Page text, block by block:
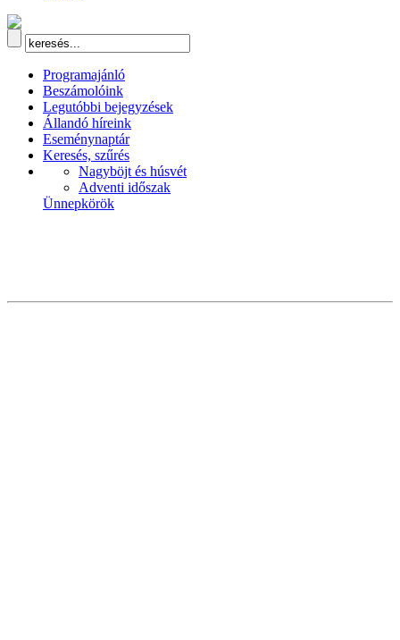
Programajánló
Beszámolóink
Legutóbbi bejegyzések
Állandó híreink
Eseménynaptár
Keresés, szűrés
Nagyböjt és húsvét
Adventi időszak
Ünnepkörök